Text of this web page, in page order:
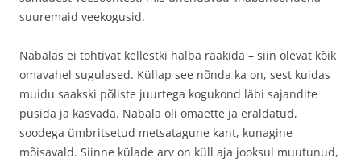
suuremaid veekogusid.
Nabalas ei tohtivat kellestki halba rääkida – siin olevat kõik
omavahel sugulased. Küllap see nõnda ka on, sest kuidas
muidu saakski põliste juurtega kogukond läbi sajandite
püsida ja kasvada. Nabala oli omaette ja eraldatud,
soodega ümbritsetud metsatagune kant, kunagine
mõisavald. Siinne külade arv on küll aja jooksul muutunud,